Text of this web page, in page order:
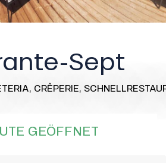
Sept
CRÊPERIE,
GEÖFFNET